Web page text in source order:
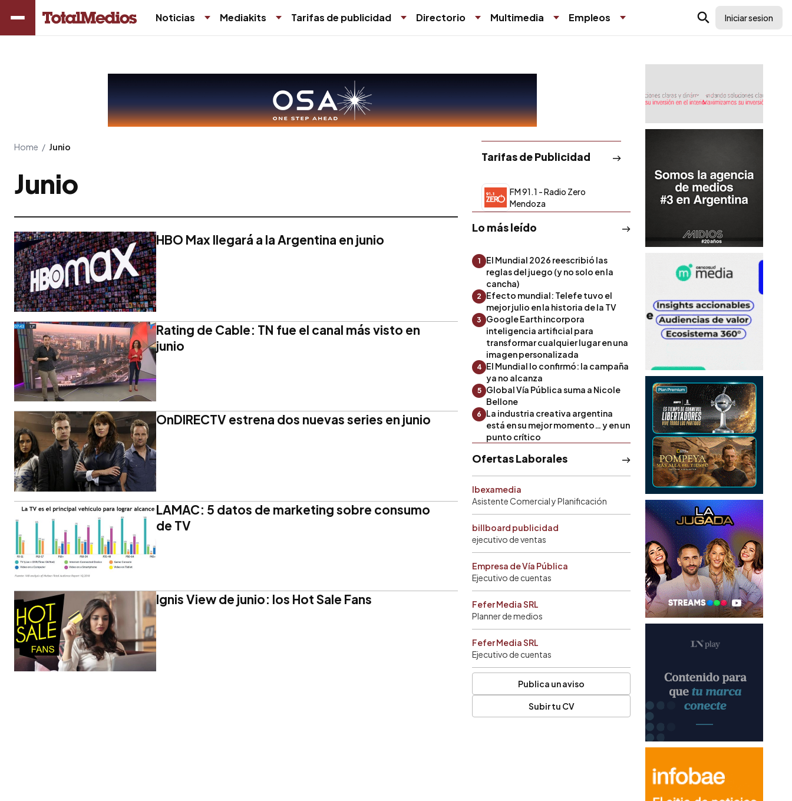
Noticias Mediakits Tarifas de publicidad Directorio Multimedia Empleos Iniciar sesion
Home / Junio
Junio
HBO Max llegará a la Argentina en junio
Rating de Cable: TN fue el canal más visto en
junio
OnDIRECTV estrena dos nuevas series en junio
LAMAC: 5 datos de marketing sobre consumo
de TV
Ignis View de junio: los Hot Sale Fans
Tarifas de Publicidad
FM 91.1 - Radio Zero
Mendoza
Lo más leído
1
El Mundial 2026 reescribió las
reglas del juego (y no solo en la
cancha)
2
Efecto mundial: Telefe tuvo el
mejor julio en la historia de la TV
3
Google Earth incorpora
inteligencia artificial para
transformar cualquier lugar en una
imagen personalizada
4 El Mundial lo confirmó: la campaña
ya no alcanza
5
Global Vía Pública suma a Nicole
Bellone
6
La industria creativa argentina
está en su mejor momento… y en un
punto crítico
Ofertas Laborales
Ibexamedia
Asistente Comercial y Planificación
billboard publicidad
ejecutivo de ventas
Empresa de Vía Pública
Ejecutivo de cuentas
Fefer Media SRL
Planner de medios
Fefer Media SRL
Ejecutivo de cuentas
Publica un aviso
Subir tu CV